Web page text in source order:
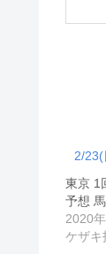
2/
東京 1
予想
2020
ケザキ